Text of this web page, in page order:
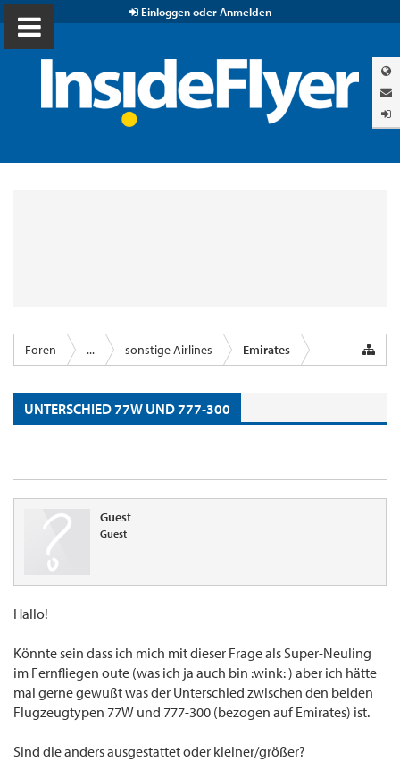
Einloggen oder Anmelden
Foren ... sonstige Airlines Emirates
UNTERSCHIED 77W UND 777-300
Guest
Guest
Hallo!
Könnte sein dass ich mich mit dieser Frage als Super-Neuling
im Fernfliegen oute (was ich ja auch bin :wink: ) aber ich hätte
mal gerne gewußt was der Unterschied zwischen den beiden
Flugzeugtypen 77W und 777-300 (bezogen auf Emirates) ist.
Sind die anders ausgestattet oder kleiner/größer?